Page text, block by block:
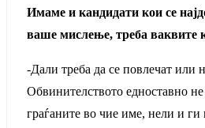
Имаме и кандидати кои се
ваше мислење, треба ваквите
-Дали треба да се повлечат или
Обвинителството едноставно
граѓаните во чие име, нели и ги